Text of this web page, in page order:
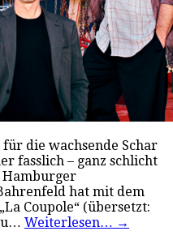
für die wachsende Schar
fasslich – ganz schlicht
Hamburger
hat mit dem
Coupole“ (übersetzt:
Weiterlesen… →